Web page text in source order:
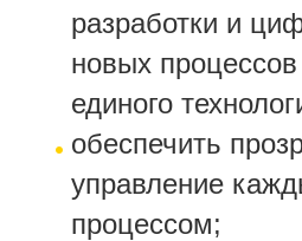
разработки и
новых
единого
обеспечить
управление
процессом;